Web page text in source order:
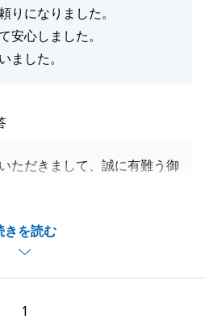
りになりました。
安心しました。
ました。
きを読む
ただきまして、誠に有難う御
んだのも、本業のお仕事が忙
備や解体の段取りなどご協力
ます。
1